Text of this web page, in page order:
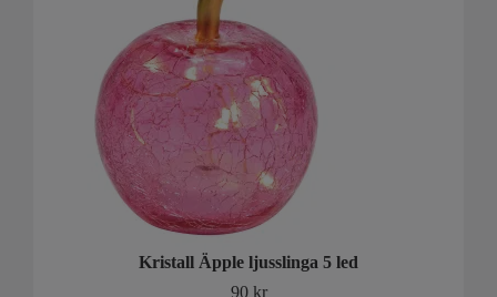
Kristall Äpple ljusslinga 5 led
90 kr